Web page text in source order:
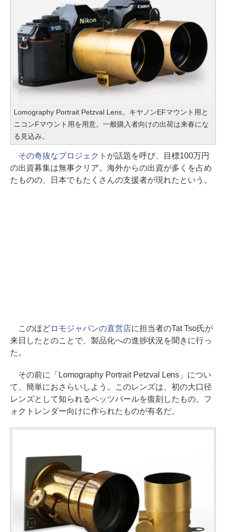
Lomography Portrait Petzval Lens。キヤノンEFマウント用と
ニコンFマウント用を用意。一般購入者向けの出荷は来春にな
る見込み。
その奇抜なプロジェクト が話題を呼び、目標100万円
の出資募集は無事クリア。海外からの出資が多くを占め
たものの、日本でもたくさんの支援者が現れたという。
このほどロモジャパンの直営店に担当者のTat Tso氏が
来日したとのことで、製品化への進捗状況を聞きに行っ
た。
その前に「Lomography Portrait Petzval Lens」につい
て、簡単におさらいしよう。このレンズは、初の大口径
レンズとして知られるペッツバールを復刻したもの。フ
ォクトレンダー向けに作られたものが有名だ。